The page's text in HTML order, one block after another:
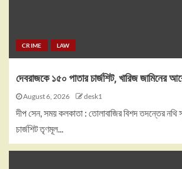
CRIME LAW
দেবরাজকে ১৫০ পাতার চার্জশিট, খারিজ জামিনের
August 6, 2026 desk1
দীপ সেন, সময় কলকাতা : তোলাবাজির বিশদ তদন্তের
চার্জশিট তৃণমূল...